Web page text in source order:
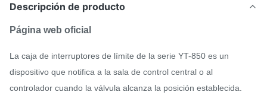
Descripción de producto
Página web oficial
La caja de interruptores de límite de la serie YT-850 es un
dispositivo que notifica a la sala de control central o al
controlador cuando la válvula alcanza la posición establecida.